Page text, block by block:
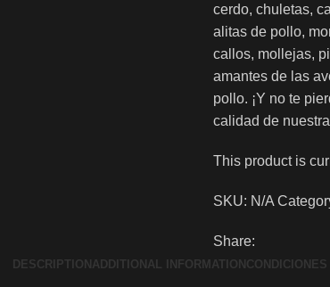
cerdo, chuletas,
alitas de pollo,
callos, mollejas,
amantes de las
pollo. ¡Y no te
calidad de
This product is
SKU: N/A
Share:
DESCRIPTION ADDITIONAL INFORMATION